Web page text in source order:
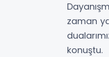
zaman
konuştu.